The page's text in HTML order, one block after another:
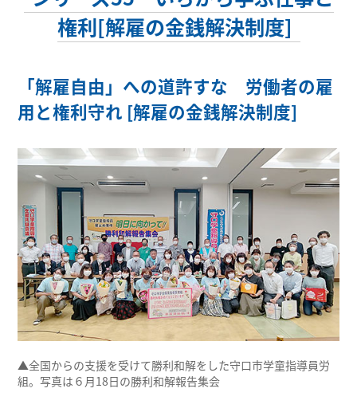
権利[解雇の金銭解決制度]
「解雇自由」への道許すな 労働者の雇
用と権利守れ [解雇の金銭解決制度]
▲全国からの支援を受けて勝利和解をした守口市学童指導員労
組。写真は６月18日の勝利和解報告集会